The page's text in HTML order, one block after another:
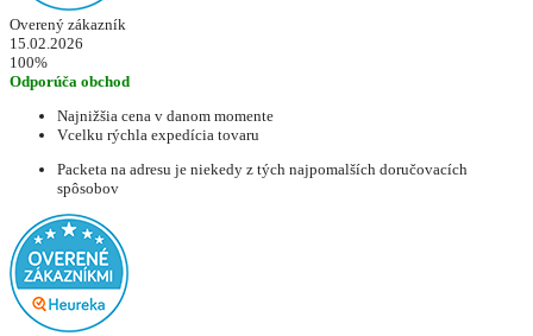
Overený zákazník
15.02.2026
100%
Odporúča obchod
Najnižšia cena v danom momente
Vcelku rýchla expedícia tovaru
Packeta na adresu je niekedy z tých najpomalších doručovacích
spôsobov